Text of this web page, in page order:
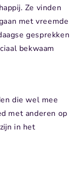
Ze vinden
met vreemde
gesprekken
bekwaam
die wel mee
met anderen op
in het